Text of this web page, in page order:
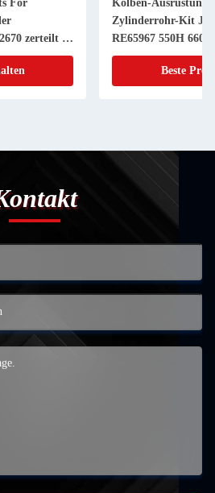
For
zerteilt 11
Kolben-Ausrüstung
Zylinderrohr-Kit JDs
RE65967 550H 6603
Powerthch Turbo
Beste